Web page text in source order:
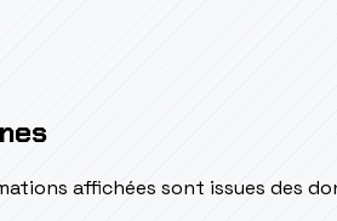
affichées sont issues des